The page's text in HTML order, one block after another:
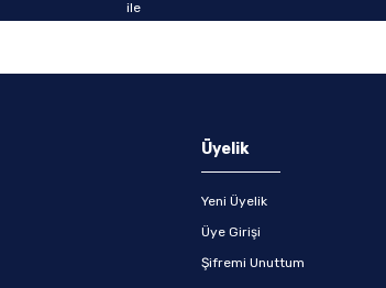
Üyelik
Yeni Üyelik
Üye Girişi
Şifremi Unuttum